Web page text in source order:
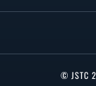
© JSTC